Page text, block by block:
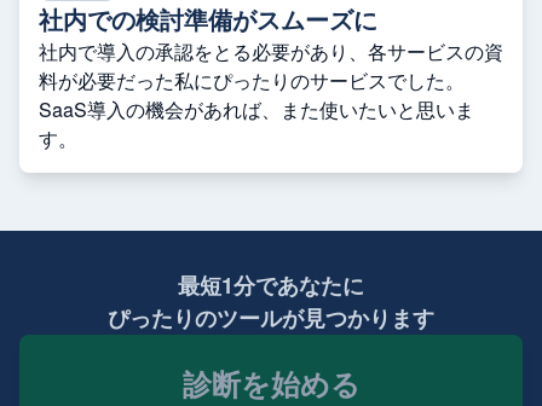
社内での検討準備がスムーズに
社内で導入の承認をとる必要があり、各サービスの資
料が必要だった私にぴったりのサービスでした。
SaaS導入の機会があれば、また使いたいと思いま
す。
最短1分であなたに
ぴったりのツールが見つかります
診断を始める